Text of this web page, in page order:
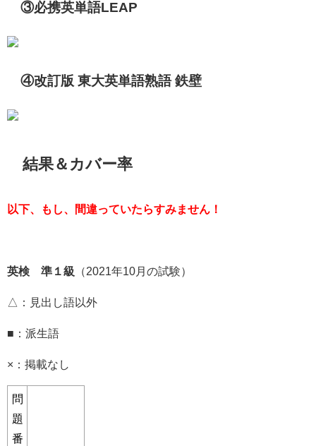
③必携英単語LEAP
④改訂版 東大英単語熟語 鉄壁
結果＆カバー率
以下、もし、間違っていたらすみません！
英検®準１級 （2021年10月の試験）
△：見出し語以外
■：派生語
×：掲載なし
問
題
番